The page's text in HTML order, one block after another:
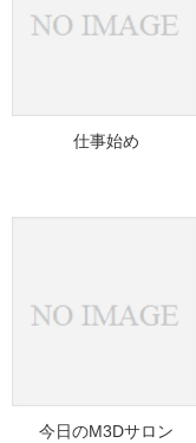
仕事始め
今日のM3Dサロン